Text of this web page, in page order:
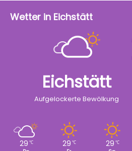
Wetter in Eichstätt
Eichstätt
Aufgelockerte Bewölkung
29 ℃ 29 ℃ 29 ℃